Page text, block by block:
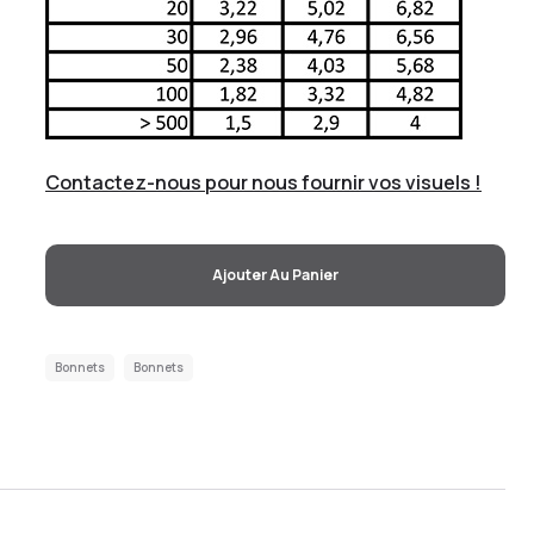
Contactez-nous pour nous fournir vos visuels !
Ajouter Au Panier
Bonnets Bonnets